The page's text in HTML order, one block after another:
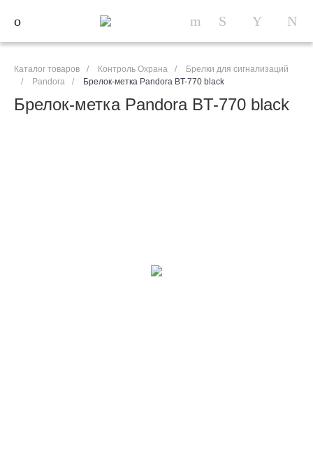
Каталог товаров / Контроль Охрана /
Брелки для сигнализаций
/
Pandora / Брелок-метка Pandora BT-770 black
Брелок-метка Pandora BT-770 black